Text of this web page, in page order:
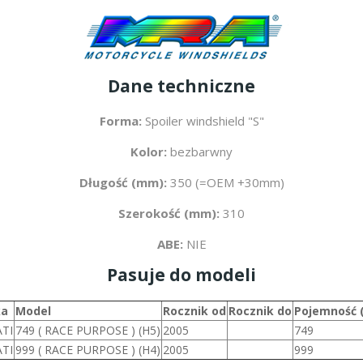
Dane techniczne
Forma: Spoiler windshield "S"
Kolor: bezbarwny
Długość (mm): 350 (=OEM +30mm)
Szerokość (mm): 310
ABE: NIE
Pasuje do modeli
Model Rocznik od Rocznik do Pojemność
749 ( RACE PURPOSE ) (H5) 2005
749
999 ( RACE PURPOSE ) (H4) 2005 999